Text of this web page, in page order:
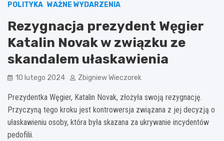
POLITYKA WAŻNE WYDARZENIA
Rezygnacja prezydent Węgier
Katalin Novak w związku ze
skandalem ułaskawienia
10 lutego 2024 Zbigniew Wieczorek
Prezydentka Węgier, Katalin Novak, złożyła swoją rezygnację.
Przyczyną tego kroku jest kontrowersja związana z jej decyzją o
ułaskawieniu osoby, która była skazana za ukrywanie incydentów
pedofilii.